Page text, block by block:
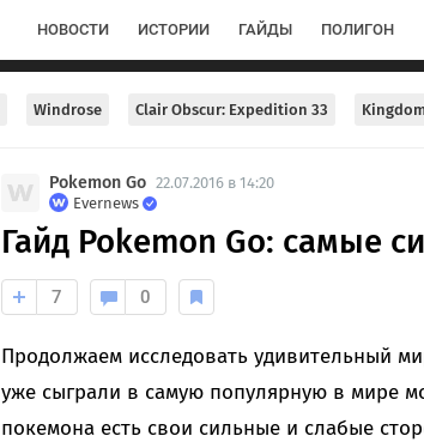
НОВОСТИ ИСТОРИИ ГАЙДЫ ПОЛИГОН
Windrose Clair Obscur: Expedition 33
Pokemon Go 22.07.2016 в 14:20
Evernews
Гайд Pokemon Go: самые
7 0
Продолжаем исследовать удивительный
уже сыграли в самую популярную в мире
покемона есть свои сильные и слабые